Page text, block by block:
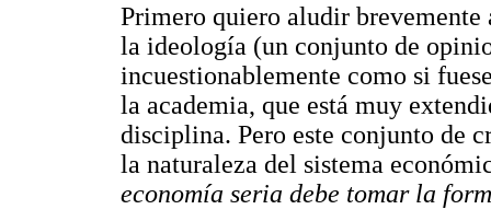
Primero quiero aludir
la ideología (un conjunto de
incuestionablemente como si
la academia, que está muy
disciplina. Pero este conjunto de
la naturaleza del sistema
economía seria debe tomar la